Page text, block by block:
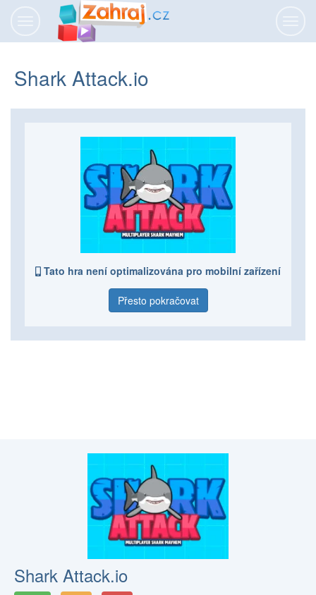
Shark Attack.io
Tato hra není optimalizována pro mobilní zařízení
Přesto pokračovat
Shark Attack.io